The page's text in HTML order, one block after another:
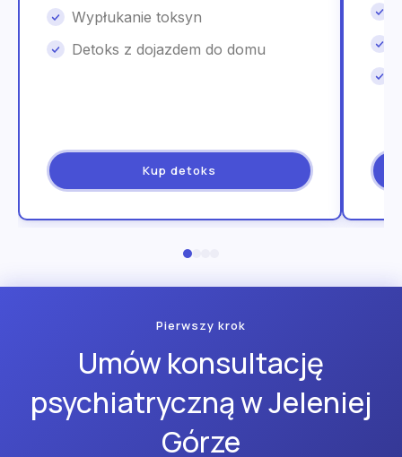
Wypłukanie toksyn
Detoks z dojazdem do domu
Kup detoks
Pierwszy krok
Umów konsultację
psychiatryczną w Jeleniej
Górze